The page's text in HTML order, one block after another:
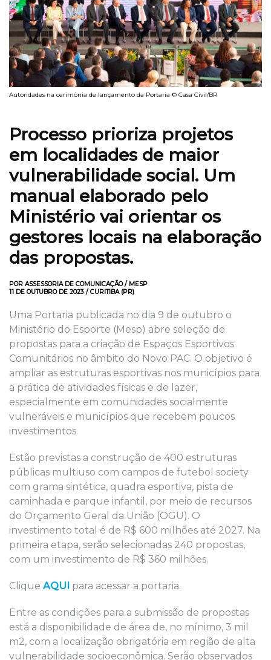
Autoridades na cerimônia de lançamento da Portaria © Casa Civil/BR
Processo prioriza projetos
em localidades de maior
vulnerabilidade social. Um
manual elaborado pelo
Ministério vai orientar os
gestores locais na elaboração
das propostas.
POR ASSESSORIA DE COMUNICAÇÃO / MESP
11 DE OUTUBRO DE 2023 / CURITIBA (PR)
Uma Portaria publicada no dia 9 de outubro o
Ministério do Esporte (Mesp) abre seleção de
propostas para a criação de Espaços Esportivos
Comunitários no âmbito do Novo PAC. O objetivo é
ampliar as estruturas esportivas nos municípios para
a prática de atividades físicas e de lazer,
especialmente em comunidades socialmente
vulneráveis e municípios que recebem poucos
investimentos.
Estão previstas a construção de 400 estruturas
públicas multiuso com campos de futebol society
com grama sintética, quadra esportiva, pista de
caminhada e parque infantil, por meio de recursos
do Orçamento Geral da União (OGU). O
investimento total é de R$ 600 milhões até 2027. Na
primeira etapa, serão selecionadas 240 propostas,
com um investimento de R$ 360 milhões.
Clique AQUI para acessar a portaria.
Entre as condições para a submissão de propostas
está a disponibilidade de área de, no mínimo, 3 mil
m2, com a localização obrigatória em região de alta
vulnerabilidade socioeconômica. Serão observados